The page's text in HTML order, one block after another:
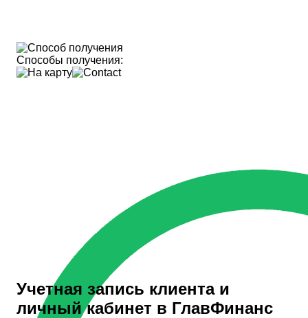
Способы получения:
Учетная запись клиента и
личный кабинет в ГлавФинанс